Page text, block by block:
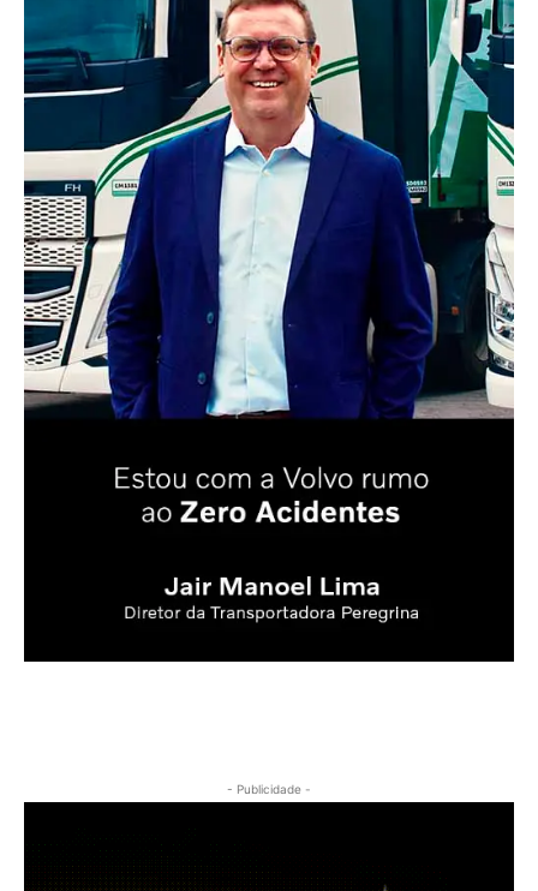
- Publicidade -